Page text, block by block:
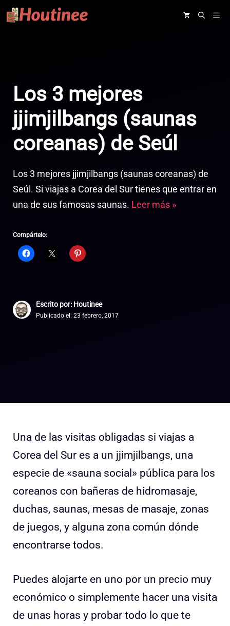
Saltar
al
Los 3 mejores
jjimjilbangs (saunas
coreanas) de Seúl
Los 3 mejores jjimjilbangs (saunas coreanas) de
Seúl. Si viajas a Corea del Sur tienes que entrar en
una de sus famosas saunas. Leer más »
Compártelo:
Escrito por: Houtinee
Publicado el: 23 febrero, 2017
Una de las visitas obligadas si viajas a
Corea del Sur es a un jjimjilbangs, una
especie de «sauna social» pública para los
coreanos con bañeras de hidromasaje,
duchas, saunas, mesas de masaje, zonas
de juegos, y alguna zona común dónde
encontrarse todos.
Puedes alojarte en uno por un precio muy
económico o simplemente hacer una visita
de unas horas y probar todo lo que te